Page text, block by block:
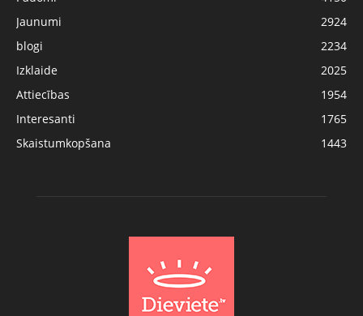
Jaunumi
2924
blogi
2234
Izklaide
2025
Attiecības
1954
Interesanti
1765
Skaistumkopšana
1443